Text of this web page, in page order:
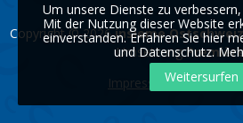
Copyright © 2026insieme Ostschweiz
Umsetzung
Impressum
Um unsere Dienste zu
Mit der Nutzung dieser Website
einverstanden. Erfahren Sie hier
und Datenschutz.
Weitersurfen